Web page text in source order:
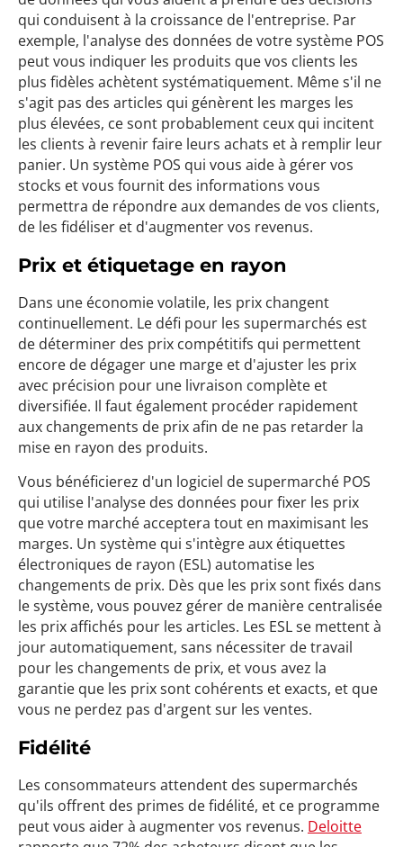
qui conduisent à la croissance de l'entreprise. Par
exemple, l'analyse des données de votre système POS
peut vous indiquer les produits que vos clients les
plus fidèles achètent systématiquement. Même s'il ne
s'agit pas des articles qui génèrent les marges les
plus élevées, ce sont probablement ceux qui incitent
les clients à revenir faire leurs achats et à remplir leur
panier. Un système POS qui vous aide à gérer vos
stocks et vous fournit des informations vous
permettra de répondre aux demandes de vos clients,
de les fidéliser et d'augmenter vos revenus.
Prix et étiquetage en rayon
Dans une économie volatile, les prix changent
continuellement. Le défi pour les supermarchés est
de déterminer des prix compétitifs qui permettent
encore de dégager une marge et d'ajuster les prix
avec précision pour une livraison complète et
diversifiée. Il faut également procéder rapidement
aux changements de prix afin de ne pas retarder la
mise en rayon des produits.
Vous bénéficierez d'un logiciel de supermarché POS
qui utilise l'analyse des données pour fixer les prix
que votre marché acceptera tout en maximisant les
marges. Un système qui s'intègre aux étiquettes
électroniques de rayon (ESL) automatise les
changements de prix. Dès que les prix sont fixés dans
le système, vous pouvez gérer de manière centralisée
les prix affichés pour les articles. Les ESL se mettent à
jour automatiquement, sans nécessiter de travail
pour les changements de prix, et vous avez la
garantie que les prix sont cohérents et exacts, et que
vous ne perdez pas d'argent sur les ventes.
Fidélité
Les consommateurs attendent des supermarchés
qu'ils offrent des primes de fidélité, et ce programme
peut vous aider à augmenter vos revenus. Deloitte